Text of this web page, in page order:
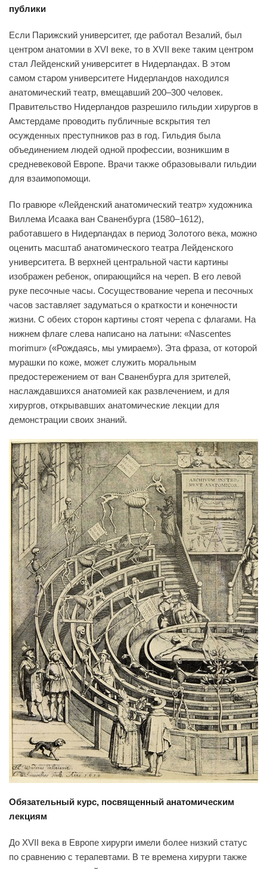
публики
Если Парижский университет, где работал Везалий, был
центром анатомии в XVI веке, то в XVII веке таким центром
стал Лейденский университет в Нидерландах. В этом
самом старом университете Нидерландов находился
анатомический театр, вмещавший 200–300 человек.
Правительство Нидерландов разрешило гильдии хирургов в
Амстердаме проводить публичные вскрытия тел
осужденных преступников раз в год. Гильдия была
объединением людей одной профессии, возникшим в
средневековой Европе. Врачи также образовывали гильдии
для взаимопомощи.
По гравюре «Лейденский анатомический театр» художника
Виллема Исаака ван Сваненбурга (1580–1612),
работавшего в Нидерландах в период Золотого века, можно
оценить масштаб анатомического театра Лейденского
университета. В верхней центральной части картины
изображен ребенок, опирающийся на череп. В его левой
руке песочные часы. Сосуществование черепа и песочных
часов заставляет задуматься о краткости и конечности
жизни. С обеих сторон картины стоят черепа с флагами. На
нижнем флаге слева написано на латыни: «Nascentes
morimur» («Рождаясь, мы умираем»). Эта фраза, от которой
мурашки по коже, может служить моральным
предостережением от ван Сваненбурга для зрителей,
наслаждавшихся анатомией как развлечением, и для
хирургов, открывавших анатомические лекции для
демонстрации своих знаний.
Обязательный курс, посвященный анатомическим
лекциям
До XVII века в Европе хирурги имели более низкий статус
по сравнению с терапевтами. В те времена хирурги также